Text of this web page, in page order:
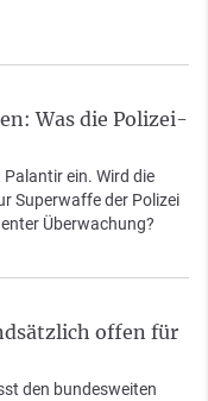
Was die Polizei-
ein. Wird die
Superwaffe der Polizei
Überwachung?
offen für
den bundesweiten